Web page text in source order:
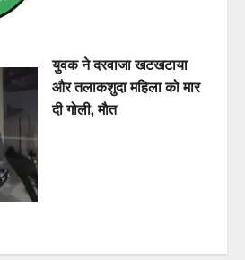
युवक ने दरवाजा खटखटाया
और तलाकशुदा महिला को मार
दी गोली, माैत